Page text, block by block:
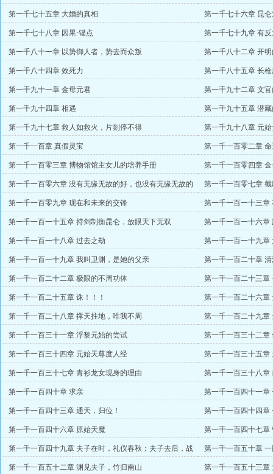
第一千七十五章 大婚的真相 第一千七十六章 昆仑
第一千七十八章 因果·锚点 第一千七十九章 有反
第一千八十一章 以势御人者，势去而众叛 第一千八十二章 开
第一千八十四章 效死力 第一千八十五章 长
第一千九十一章 金母元君 第一千九十二章 文
第一千九十四章 相遇 第一千九十五章 潜
第一千九十七章 救人如救火，片刻停不得 第一千九十八章 元
第一千一百章 真假灵宝 第一千一百零二章
第一千一百零三章 博物馆馆主女儿的培养手册 第一千一百零四章
第一千一百零六章 没有无缘无故的好，也没有无缘无故的
恨
第一千一百零七章
第一千一百零九章 现在和未来的交锋 第一千一百一十三章
第一千一百一十五章 持剑制衡昆仑，放眼天下无双 第一千一百一十六章
第一千一百一十八章 过去之劫
第一千一百一十九章
赏）
第一千一百一十九章 我叫卫渊，是她的父亲
第一千一百二十章
日三更）
第一千一百二十二章 极限的不周功体 第一千一百二十三章
第一千一百二十五章 诛！！！ 第一千一百二十六章
第一千一百二十八章 撑天拄地，唯我不周 第一千一百二十九章
第一千一百三十一章 浮黎元始的尝试 第一千一百三十二章
第一千一百三十四章 元始天尊度人经 第一千一百三十五章
第一千一百三十七章 青衫龙女现身的理由 第一千一百三十八章
第一千一百四十章 求亲 第一千一百四十一章
第一千一百四十三章 通天，归位！ 第一千一百四十四章
第一千一百四十六章 原始天魔 第一千一百四十七章
第一千一百四十九章 夫子在时，礼仪春秋；夫子去后，战
国争霸
第一千一百五十章
第一千一百五十二章 渊见夫子，竹归南山 第一千一百五十三章